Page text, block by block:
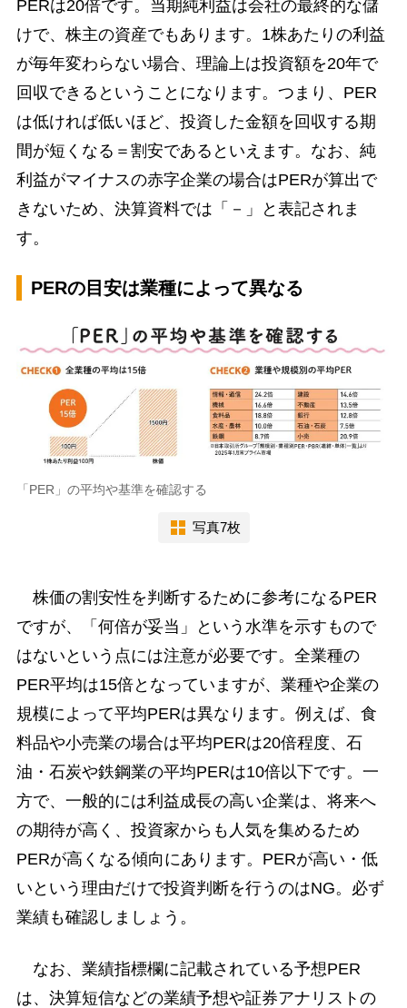
PERは20倍です。当期純利益は会社の最終的な儲
けで、株主の資産でもあります。1株あたりの利益
が毎年変わらない場合、理論上は投資額を20年で
回収できるということになります。つまり、PER
は低ければ低いほど、投資した金額を回収する期
間が短くなる＝割安であるといえます。なお、純
利益がマイナスの赤字企業の場合はPERが算出で
きないため、決算資料では「－」と表記されま
す。
PERの目安は業種によって異なる
「PER」の平均や基準を確認する
写真7枚
株価の割安性を判断するために参考になるPER
ですが、「何倍が妥当」という水準を示すもので
はないという点には注意が必要です。全業種の
PER平均は15倍となっていますが、業種や企業の
規模によって平均PERは異なります。例えば、食
料品や小売業の場合は平均PERは20倍程度、石
油・石炭や鉄鋼業の平均PERは10倍以下です。一
方で、一般的には利益成長の高い企業は、将来へ
の期待が高く、投資家からも人気を集めるため
PERが高くなる傾向にあります。PERが高い・低
いという理由だけで投資判断を行うのはNG。必ず
業績も確認しましょう。
なお、業績指標欄に記載されている予想PER
は、決算短信などの業績予想や証券アナリストの